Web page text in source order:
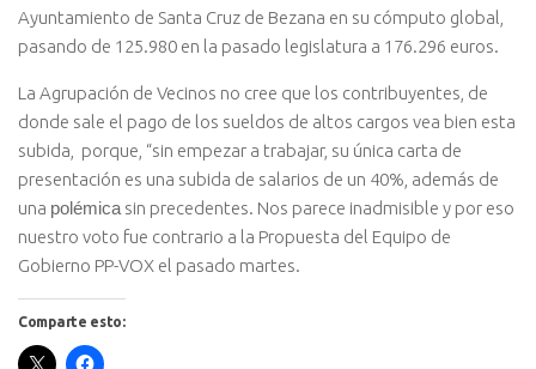
Ayuntamiento de Santa Cruz de Bezana en su cómputo global,
pasando de 125.980 en la pasado legislatura a 176.296 euros.
La Agrupación de Vecinos no cree que los contribuyentes, de
donde sale el pago de los sueldos de altos cargos vea bien esta
subida, porque, “sin empezar a trabajar, su única carta de
presentación es una subida de salarios de un 40%, además de
una polémica sin precedentes. Nos parece inadmisible y por eso
nuestro voto fue contrario a la Propuesta del Equipo de
Gobierno PP-VOX el pasado martes.
Comparte esto: